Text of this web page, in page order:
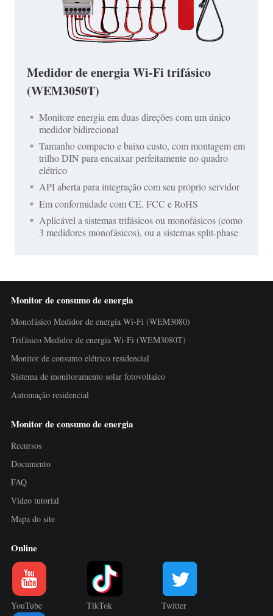
Medidor de energia Wi-Fi trifásico
(WEM3050T)
Monitore energia em duas direções com um único
medidor bidirecional
Tamanho compacto e baixo custo, com montagem em
trilho DIN para encaixar perfeitamente no quadro
elétrico
API aberta para integração com seu próprio servidor
Em conformidade com CE, FCC e RoHS
Aplicável a sistemas trifásicos ou monofásicos (como
3 medidores monofásicos), ou a sistemas split-phase
Monitor de consumo de energia
Monofásico Medidor de energia Wi-Fi (WEM3080)
Trifásico Medidor de energia Wi-Fi (WEM3080T)
Monitor de consumo elétrico residencial
Sistema de monitoramento solar fotovoltaico
Automação residencial
Monitor de consumo de energia
Recursos
Documento
FAQ
Vídeo tutorial
Mapa do site
Online
YouTube TikTok Twitter